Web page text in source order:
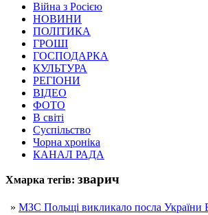
Війна з Росією
НОВИНИ
ПОЛІТИКА
ГРОШІ
ГОСПОДАРКА
КУЛЬТУРА
РЕГІОНИ
ВІДЕО
ФОТО
В світі
Суспільство
Чорна хроніка
КАНАЛ РАДА
Хмарка тегів: зварич
» МЗС Польщі викликало посла України